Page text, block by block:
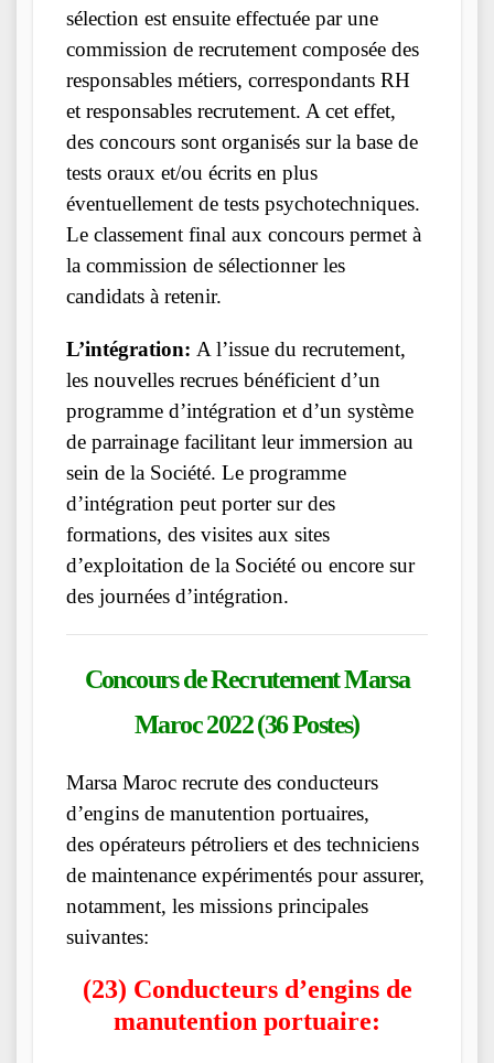
sélection est ensuite effectuée par une
commission de recrutement composée des
responsables métiers, correspondants RH
et responsables recrutement. A cet effet,
des concours sont organisés sur la base de
tests oraux et/ou écrits en plus
éventuellement de tests psychotechniques.
Le classement final aux concours permet à
la commission de sélectionner les
candidats à retenir.
L’intégration: A l’issue du recrutement,
les nouvelles recrues bénéficient d’un
programme d’intégration et d’un système
de parrainage facilitant leur immersion au
sein de la Société. Le programme
d’intégration peut porter sur des
formations, des visites aux sites
d’exploitation de la Société ou encore sur
des journées d’intégration.
Concours de RecrutementMarsa
Maroc2022 (36 Postes)
Marsa Maroc recrute des conducteurs
d’engins de manutention portuaires,
des opérateurs pétroliers et des techniciens
de maintenance expérimentés pour assurer,
notamment, les missions principales
suivantes:
(23) Conducteurs d’engins de
manutention portuaire: